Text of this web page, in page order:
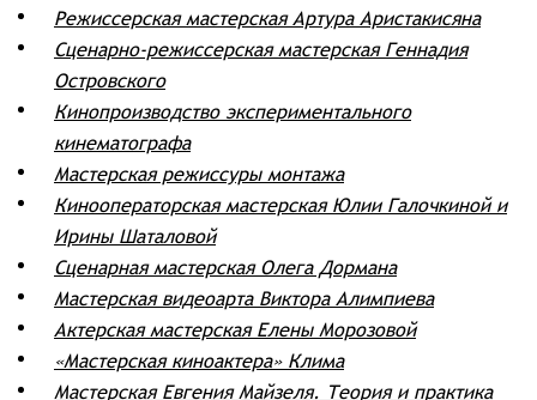
Режиссерская мастерская Артура Аристакисяна
Сценарно-режиссерская мастерская Геннадия
Островского
Кинопроизводство экспериментального
кинематографа
Мастерская режиссуры монтажа
Кинооператорская мастерская Юлии Галочкиной и
Ирины Шаталовой
Сценарная мастерская Олега Дормана
Мастерская видеоарта Виктора Алимпиева
Актерская мастерская Елены Морозовой
«Мастерская киноактера» Клима
Мастерская Евгения Майзеля. Теория и практика